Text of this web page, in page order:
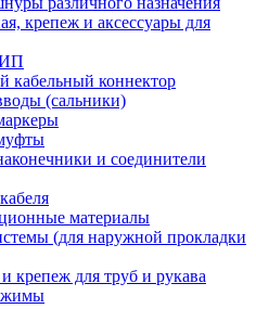
крепеж и аксессуары для
кабельный коннектор
(сальники)
и соединители
материалы
(для наружной прокладки
крепеж для труб и рукава